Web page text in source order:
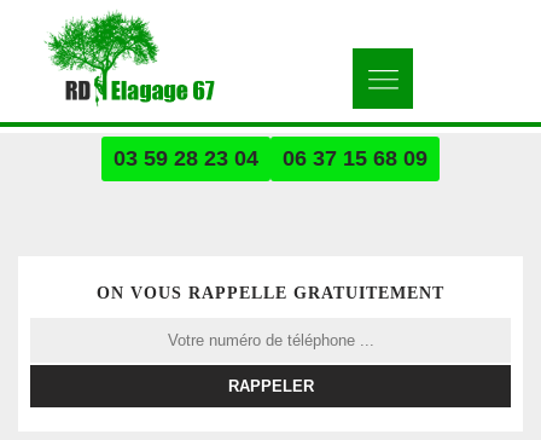
03 59 28 23 04 06 37 15 68 09
ON VOUS RAPPELLE GRATUITEMENT